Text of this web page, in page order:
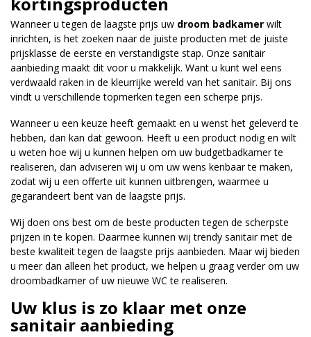
Wanneer u tegen de laagste prijs uw droom badkamer wilt
inrichten, is het zoeken naar de juiste producten met de juiste
prijsklasse de eerste en verstandigste stap. Onze sanitair
aanbieding maakt dit voor u makkelijk. Want u kunt wel eens
verdwaald raken in de kleurrijke wereld van het sanitair. Bij ons
vindt u verschillende topmerken tegen een scherpe prijs.
Wanneer u een keuze heeft gemaakt en u wenst het geleverd te
hebben, dan kan dat gewoon. Heeft u een product nodig en wilt
u weten hoe wij u kunnen helpen om uw budgetbadkamer te
realiseren, dan adviseren wij u om uw wens kenbaar te maken,
zodat wij u een offerte uit kunnen uitbrengen, waarmee u
gegarandeert bent van de laagste prijs.
Wij doen ons best om de beste producten tegen de scherpste
prijzen in te kopen. Daarmee kunnen wij trendy sanitair met de
beste kwaliteit tegen de laagste prijs aanbieden. Maar wij bieden
u meer dan alleen het product, we helpen u graag verder om uw
droombadkamer of uw nieuwe WC te realiseren.
Uw klus is zo klaar met onze
sanitair aanbieding